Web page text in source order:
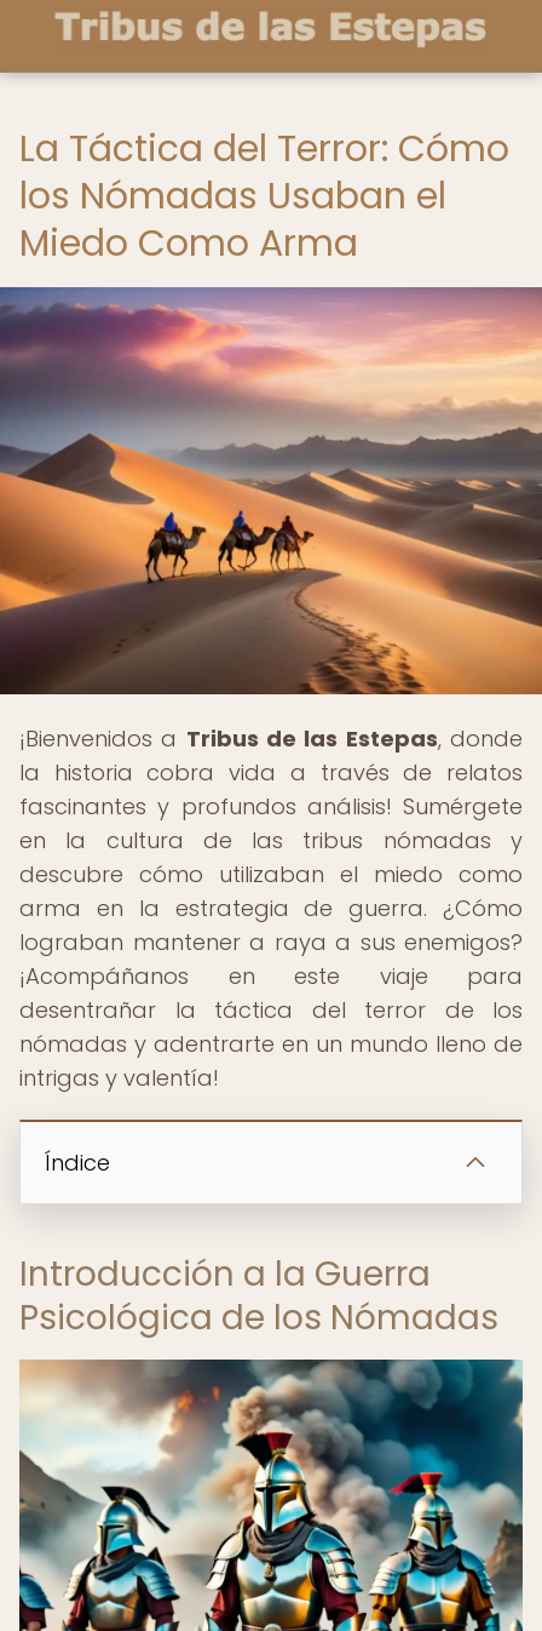
La Táctica del Terror: Cómo
los Nómadas Usaban el
Miedo Como Arma
¡Bienvenidos a Tribus de las Estepas, donde
la historia cobra vida a través de relatos
fascinantes y profundos análisis! Sumérgete
en la cultura de las tribus nómadas y
descubre cómo utilizaban el miedo como
arma en la estrategia de guerra. ¿Cómo
lograban mantener a raya a sus enemigos?
¡Acompáñanos en este viaje para
desentrañar la táctica del terror de los
nómadas y adentrarte en un mundo lleno de
intrigas y valentía!
Índice
Introducción a la Guerra
Psicológica de los Nómadas